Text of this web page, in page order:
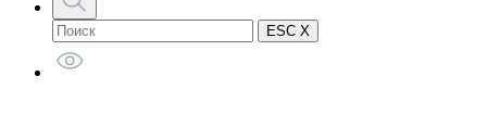
ESC X